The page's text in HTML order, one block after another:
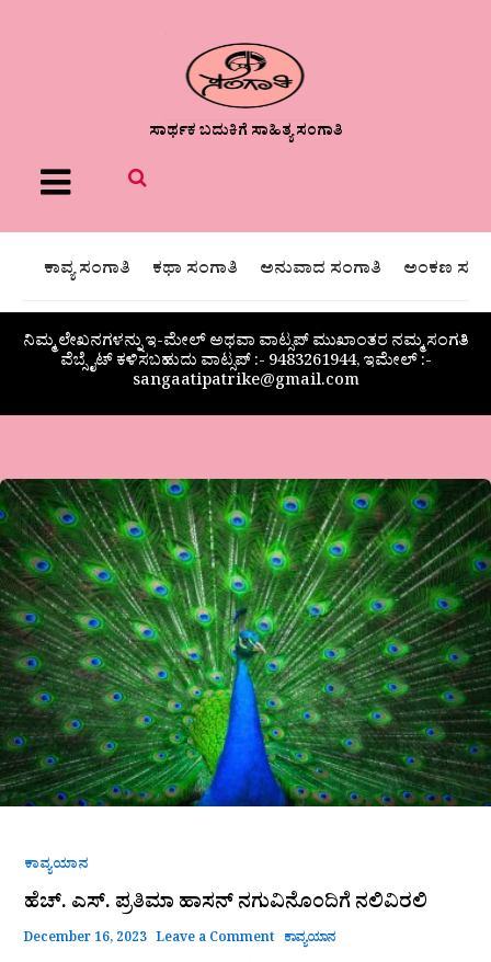
ಸಾರ್ಥಕ ಬದುಕಿಗೆ ಸಾಹಿತ್ಯ ಸಂಗಾತಿ
Menu
ಕಾವ್ಯ ಸಂಗಾತಿ ಕಥಾ ಸಂಗಾತಿ ಅನುವಾದ ಸಂಗಾತಿ ಅಂಕಣ
ನಿಮ್ಮ ಲೇಖನಗಳನ್ನು ಇ-ಮೇಲ್ ಅಥವಾ ವಾಟ್ಸಪ್ ಮುಖಾಂತರ ನಮ್ಮ ಸಂಗತಿ
ವೆಬ್ಸೈಟ್ ಕಳಿಸಬಹುದು ವಾಟ್ಸಪ್‌ :- 9483261944, ಇಮೇಲ್ :-
sangaatipatrike@gmail.com
ಕಾವ್ಯಯಾನ
ಹೆಚ್. ಎಸ್. ಪ್ರತಿಮಾ ಹಾಸನ್ ನಗುವಿನೊಂದಿಗೆ ನಲಿವಿರಲಿ
December 16, 2023 Leave a Comment ಕಾವ್ಯಯಾನ
ಹೆಚ್.
ಎಸ್.
ಪ್ರತಿಮಾ
ಹಾಸನ್
ನಗುವಿನೊಂದಿಗೆ
ನಲಿವಿರಲಿ